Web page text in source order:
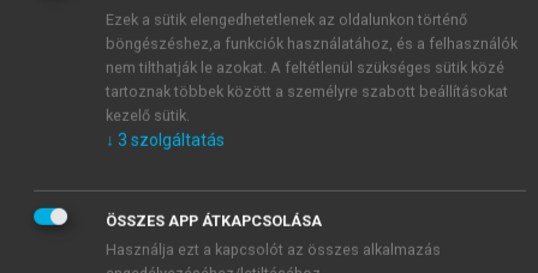
Ezek a sütik elengedhetetlenek az oldalunkon történő
böngészéshez,a funkciók használatához, és a felhasználók
nem tilthatják le azokat. A feltétlenül szükséges sütik közé
tartoznak többek között a személyre szabott beállításokat
kezelő sütik.
↓ 3 szolgáltatás
ÖSSZES APP ÁTKAPCSOLÁSA
Használja ezt a kapcsolót az összes alkalmazás